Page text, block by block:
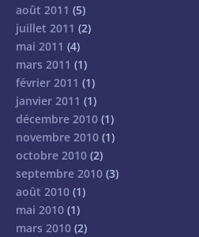
août 2011 (5)
juillet 2011 (2)
mai 2011 (4)
mars 2011 (1)
février 2011 (1)
janvier 2011 (1)
décembre 2010 (1)
novembre 2010 (1)
octobre 2010 (2)
septembre 2010 (3)
août 2010 (1)
mai 2010 (1)
mars 2010 (2)